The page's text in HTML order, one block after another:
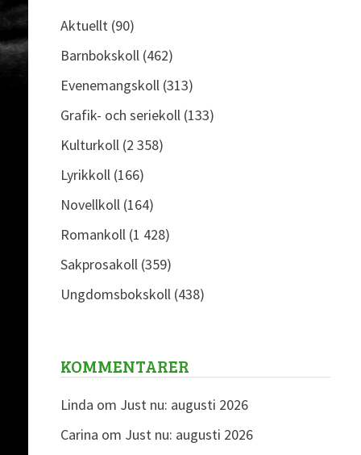
Aktuellt(90)
Barnbokskoll(462)
Evenemangskoll(313)
Grafik- och seriekoll(133)
Kulturkoll(2 358)
Lyrikkoll(166)
Novellkoll(164)
Romankoll(1 428)
Sakprosakoll(359)
Ungdomsbokskoll(438)
KOMMENTARER
Linda om Just nu: augusti 2026
Carina om Just nu: augusti 2026